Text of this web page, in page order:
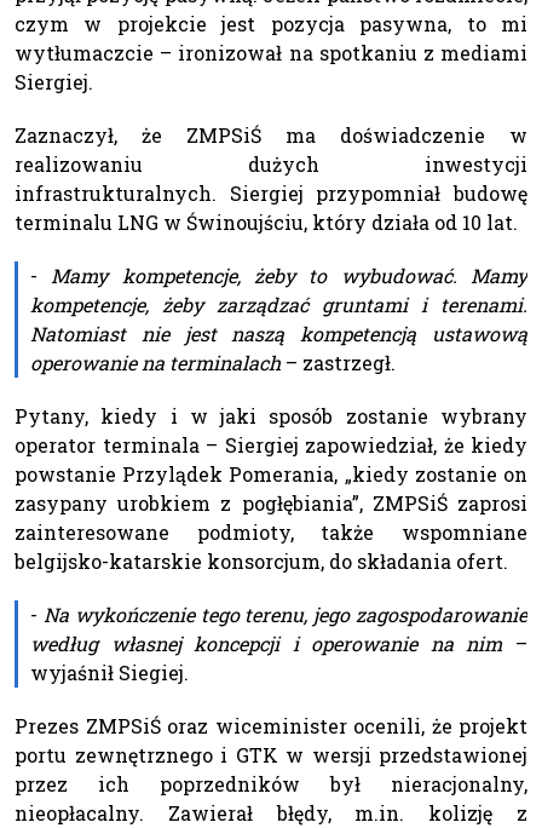
czym w projekcie jest pozycja pasywna, to mi
wytłumaczcie – ironizował na spotkaniu z mediami
Siergiej.
Zaznaczył, że ZMPSiŚ ma doświadczenie w
realizowaniu dużych inwestycji
infrastrukturalnych. Siergiej przypomniał budowę
terminalu LNG w Świnoujściu, który działa od 10 lat.
- Mamy kompetencje, żeby to wybudować. Mamy
kompetencje, żeby zarządzać gruntami i terenami.
Natomiast nie jest naszą kompetencją ustawową
operowanie na terminalach – zastrzegł.
Pytany, kiedy i w jaki sposób zostanie wybrany
operator terminala – Siergiej zapowiedział, że kiedy
powstanie Przylądek Pomerania, „kiedy zostanie on
zasypany urobkiem z pogłębiania”, ZMPSiŚ zaprosi
zainteresowane podmioty, także wspomniane
belgijsko-katarskie konsorcjum, do składania ofert.
- Na wykończenie tego terenu, jego zagospodarowanie
według własnej koncepcji i operowanie na nim –
wyjaśnił Siegiej.
Prezes ZMPSiŚ oraz wiceminister ocenili, że projekt
portu zewnętrznego i GTK w wersji przedstawionej
przez ich poprzedników był nieracjonalny,
nieopłacalny. Zawierał błędy, m.in. kolizję z